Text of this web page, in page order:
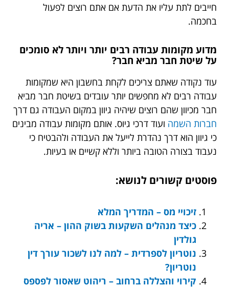
חייבים לתת עליו את הדעת אם אתם רוצים לפעול
בחכמה.
מדוע מקומות עבודה רבים יותר ויותר לא סומכים
על שיטת חבר מביא חבר?
עוד נקודה שאתם צריכים לקחת בחשבון היא שמקומות
עבודה רבים לא מחפשים יותר עובדים בשיטת חבר מביא
חבר מכיוון שהם רוצים שיהיה גיוון במקום העבודה גם דרך
חברות השמה ועוד דרכי גיוס. אותם מקומות עבודה מבינים
כי גיוון הוא דרך נהדרת לייעל את העבודה ולהבטיח כי
נעבוד בצורה הטובה ביותר וללא קשיים או בעיות.
פוסטים קשורים לנושא:
זיכויי מס – המדריך המלא
כיצד מנהלים השקעות בשוק ההון – אריה
גולדין
נוטריון לספרדית – למה לנו לשכור עורך דין
נוטריון?
קירוי והצללה ברחוב – ריהוט שאסור לפספס